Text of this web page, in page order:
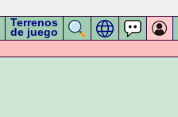
Terrenos
de juego